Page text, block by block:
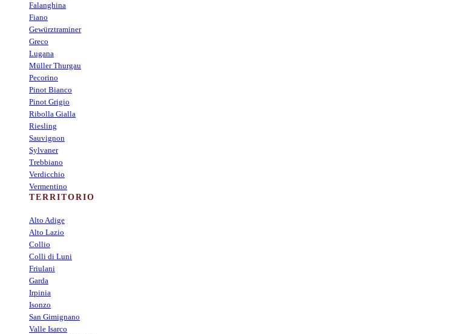
Falanghina
Fiano
Gewürztraminer
Greco
Lugana
Müller Thurgau
Pecorino
Pinot Bianco
Pinot Grigio
Ribolla Gialla
Riesling
Sauvignon
Sylvaner
Trebbiano
Verdicchio
Vermentino
TERRITORIO
Alto Adige
Alto Lazio
Collio
Colli di Luni
Friulani
Garda
Irpinia
Isonzo
San Gimignano
Valle Isarco